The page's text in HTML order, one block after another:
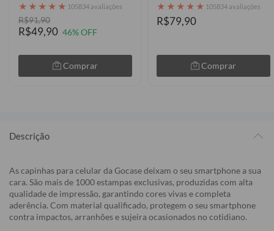
★ ★ ★ ★ ★ 105834 avaliações
R$91,90
R$49,90 46% OFF
Comprar
★ ★ ★ ★ ★ 105834 avaliações
R$79,90
Comprar
Descrição
As capinhas para celular da Gocase deixam o seu smartphone a sua
cara. São mais de 1000 estampas exclusivas, produzidas com alta
qualidade de impressão, garantindo cores vivas e completa
aderência. Com material qualificado, protegem o seu smartphone
contra impactos, arranhões e sujeira ocasionados no cotidiano.